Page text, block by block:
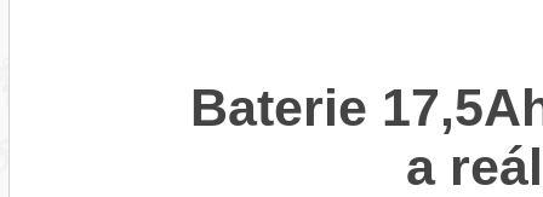
Baterie
a